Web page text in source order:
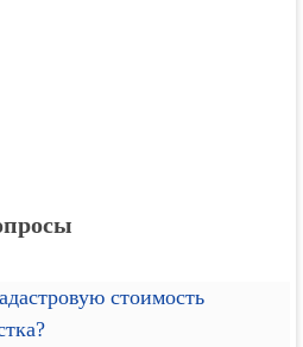
стоимость